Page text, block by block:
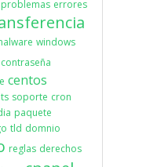
problemas errores
windows
contraseña
centos
soporte cron
paquete
tld domnio
reglas derechos